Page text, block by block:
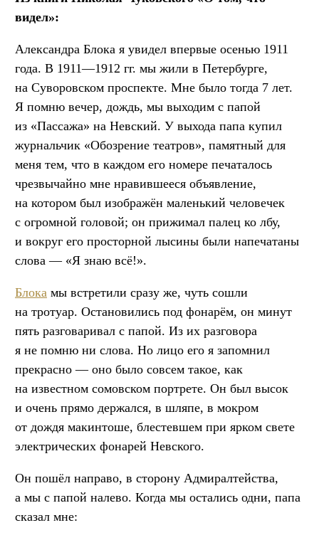
видел»:
Александра Блока я увидел впервые осенью 1911
года. В 1911—1912 гг. мы жили в Петербурге,
на Суворовском проспекте. Мне было тогда 7 лет.
Я помню вечер, дождь, мы выходим с папой
из «Пассажа» на Невский. У выхода папа купил
журнальчик «Обозрение театров», памятный для
меня тем, что в каждом его номере печаталось
чрезвычайно мне нравившееся объявление,
на котором был изображён маленький человечек
с огромной головой; он прижимал палец ко лбу,
и вокруг его просторной лысины были напечатаны
слова — «Я знаю всё!».
Блока мы встретили сразу же, чуть сошли
на тротуар. Остановились под фонарём, он минут
пять разговаривал с папой. Из их разговора
я не помню ни слова. Но лицо его я запомнил
прекрасно — оно было совсем такое, как
на известном сомовском портрете. Он был высок
и очень прямо держался, в шляпе, в мокром
от дождя макинтоше, блестевшем при ярком свете
электрических фонарей Невского.
Он пошёл направо, в сторону Адмиралтейства,
а мы с папой налево. Когда мы остались одни, папа
сказал мне: